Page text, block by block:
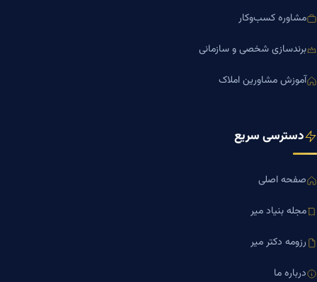
مشاوره کسب‌وکار
برندسازی شخصی و سازمانی
آموزش مشاورین املاک
دسترسی سریع
صفحه اصلی
مجله بنیاد میر
رزومه دکتر میر
درباره ما